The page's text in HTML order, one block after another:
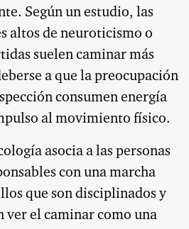
Según un estudio, las
altos de neuroticismo o
suelen caminar más
a que la preocupación
consumen energía
al movimiento físico.
asocia a las personas
con una marcha
que son disciplinados y
ver el caminar como una